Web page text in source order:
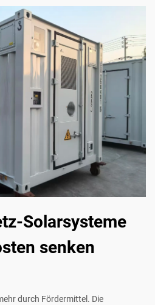
Solarsysteme
senken
durch Fördermittel. Die